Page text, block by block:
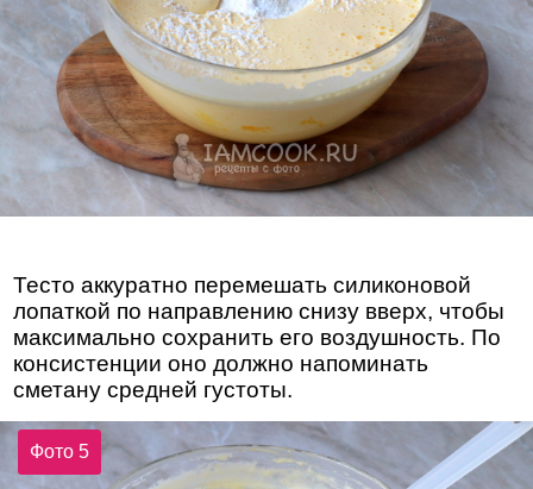
Тесто аккуратно перемешать силиконовой
лопаткой по направлению снизу вверх, чтобы
максимально сохранить его воздушность. По
консистенции оно должно напоминать
сметану средней густоты.
Фото 5